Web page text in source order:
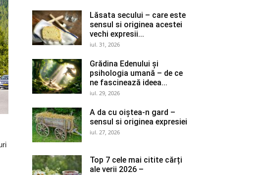
Lăsata secului – care este
sensul si originea acestei
vechi expresii...
iul. 31, 2026
Grădina Edenului și
psihologia umană – de ce
ne fascinează ideea...
iul. 29, 2026
A da cu oiștea-n gard –
sensul si originea expresiei
iul. 27, 2026
Top 7 cele mai citite cărți
ale verii 2026 –